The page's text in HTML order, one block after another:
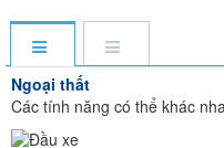
Ngoại thất
Các tính năng có thể khác